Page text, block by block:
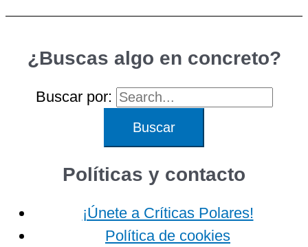
¿Buscas algo en concreto?
Buscar por:
Políticas y contacto
¡Únete a Críticas Polares!
Política de cookies